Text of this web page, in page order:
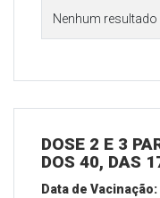
Nenhum
DOSE 2 E 3
DOS 40, DAS
Data de Vacinação: